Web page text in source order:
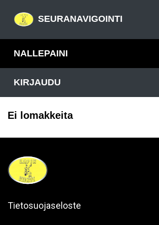
SEURANAVIGOINTI
NALLEPAINI
KIRJAUDU
Ei lomakkeita
Tietosuojaseloste